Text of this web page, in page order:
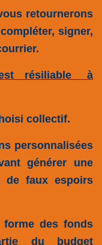
retournerons
signer,
est résiliable à
collectif.
personnalisées
générer une
de faux espoirs
des fonds
du budget